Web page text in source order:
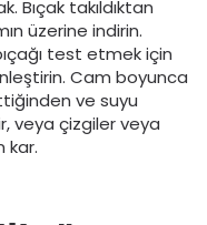
Bıçak takıldıktan
üzerine indirin.
test etmek için
Cam boyunca
ve suyu
veya çizgiler veya
kar.